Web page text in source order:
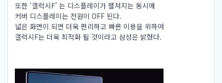
또한 ‘갤럭시F’ 는 디스플레이가 펼쳐지는 동시에
커버 디스플레이는 전원이 OFF 된다.
넓은 화면이 되면 더욱 편리하고 빠른 이용을 위하여
갤럭시F는 더욱 최적화 될 것이라고 삼성은 밝혔다.